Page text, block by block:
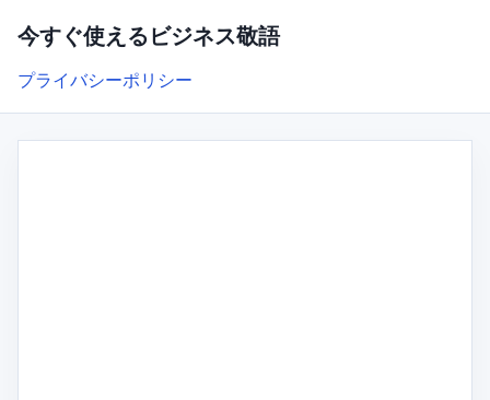
今すぐ使えるビジネス敬語
プライバシーポリシー